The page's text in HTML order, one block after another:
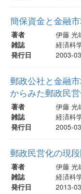
簡保資金と金融
著者
伊藤 光
雑誌
経済科
発行日
2003-
郵政公社と金融
からみた郵政民
著者
伊藤 光
雑誌
経済科
発行日
2005-
郵政民営化の現
著者
伊藤 光
雑誌
経済科
発行日
2013-